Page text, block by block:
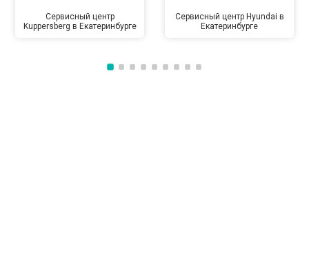
Сервисный центр
Kuppersberg в Екатеринбурге
Сервисный центр Hyundai в
Екатеринбурге